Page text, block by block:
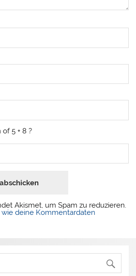
5 + 8 ?
Akismet, um Spam zu reduzieren.
deine Kommentardaten